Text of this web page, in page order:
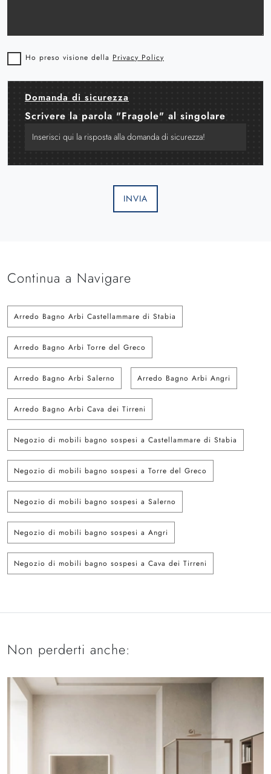
Ho preso visione della Privacy Policy
Domanda di sicurezza
Scrivere la parola "Fragole" al singolare
INVIA
Continua a Navigare
Arredo Bagno Arbi Castellammare di Stabia
Arredo Bagno Arbi Torre del Greco
Arredo Bagno Arbi Salerno Arredo Bagno Arbi Angri
Arredo Bagno Arbi Cava dei Tirreni
Negozio di mobili bagno sospesi a Castellammare di Stabia
Negozio di mobili bagno sospesi a Torre del Greco
Negozio di mobili bagno sospesi a Salerno
Negozio di mobili bagno sospesi a Angri
Negozio di mobili bagno sospesi a Cava dei Tirreni
Non perderti anche: